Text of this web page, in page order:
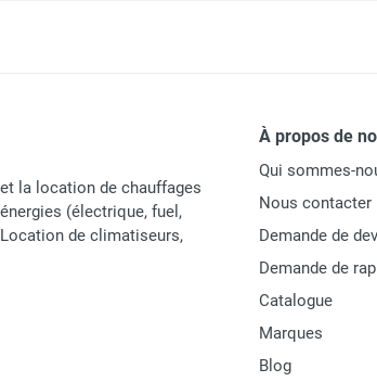
30 kW
la location de chauffages
(électrique, fuel,
de climatiseurs,
À propos de
Qui sommes-
Nous contacter
Demande de
Demande de
Catalogue
Marques
Blog